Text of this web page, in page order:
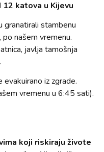
katova u Kijevu
granatirali stambenu
našem vremenu.
javlja tamošnja
iz zgrade.
vremenu u 6:45 sati).
koji riskiraju živote